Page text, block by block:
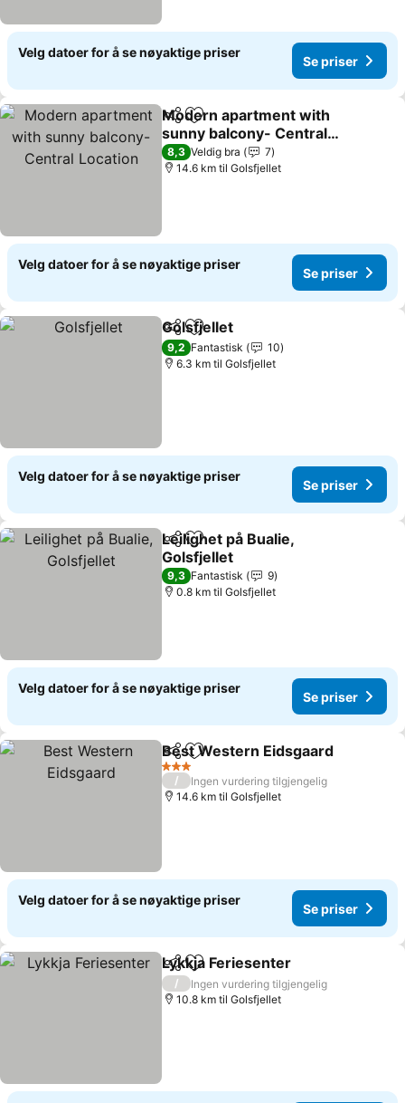
Velg datoer for å se nøyaktige priser
Se priser
Del Legg til i favoritter
Modern apartment with
sunny balcony- Central
Location
Se priser
8,3 Veldig bra
7
14.6 km til Golsfjellet
Velg datoer for å se nøyaktige priser
Se priser
Del Legg til i favoritter
Golsfjellet
9,2 Fantastisk
10
6.3 km til Golsfjellet
Velg datoer for å se nøyaktige priser
Se priser
Del Legg til i favoritter
Leilighet på Bualie,
Golsfjellet
Se priser
9,3 Fantastisk
9
0.8 km til Golsfjellet
Velg datoer for å se nøyaktige priser
Se priser
Del Legg til i favoritter
Best Western Eidsgaard
3 Stjerner
/
Ingen vurdering tilgjengelig
14.6 km til Golsfjellet
Velg datoer for å se nøyaktige priser
Se priser
Del Legg til i favoritter
Lykkja Feriesenter
/
Ingen vurdering tilgjengelig
10.8 km til Golsfjellet